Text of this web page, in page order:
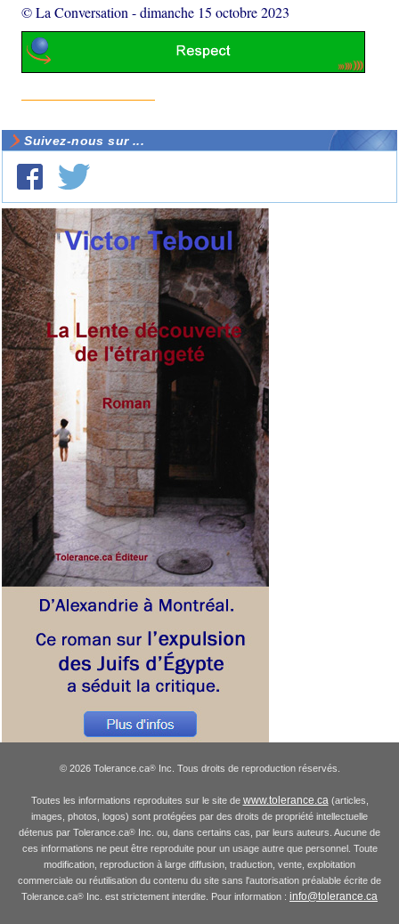
© La Conversation -dimanche 15 octobre 2023
Suivez-nous sur ...
© 2026 Tolerance.ca®Inc. Tous droits de reproduction réservés.
Toutes les informations reproduites sur le site de www.tolerance.ca(articles,
images, photos, logos) sont protégées par des droits de propriété intellectuelle
détenus par Tolerance.ca® Inc. ou, dans certains cas, par leurs auteurs. Aucune de
ces informations ne peut être reproduite pour un usage autre que personnel. Toute
modification, reproduction à large diffusion, traduction, vente, exploitation
commerciale ou réutilisation du contenu du site sans l'autorisation préalable écrite de
Tolerance.ca® Inc. est strictement interdite. Pour information : info@tolerance.ca